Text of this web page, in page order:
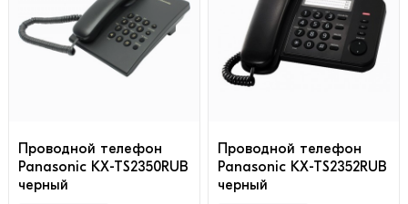
Проводной телефон
Panasonic KX-TS2350RUB
черный
Проводной телефон
Panasonic KX-TS2352RUB
черный